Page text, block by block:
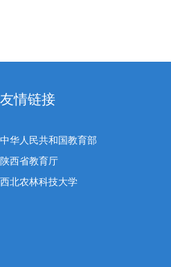
友情链接
中华人民共和国教育部
陕西省教育厅
西北农林科技大学